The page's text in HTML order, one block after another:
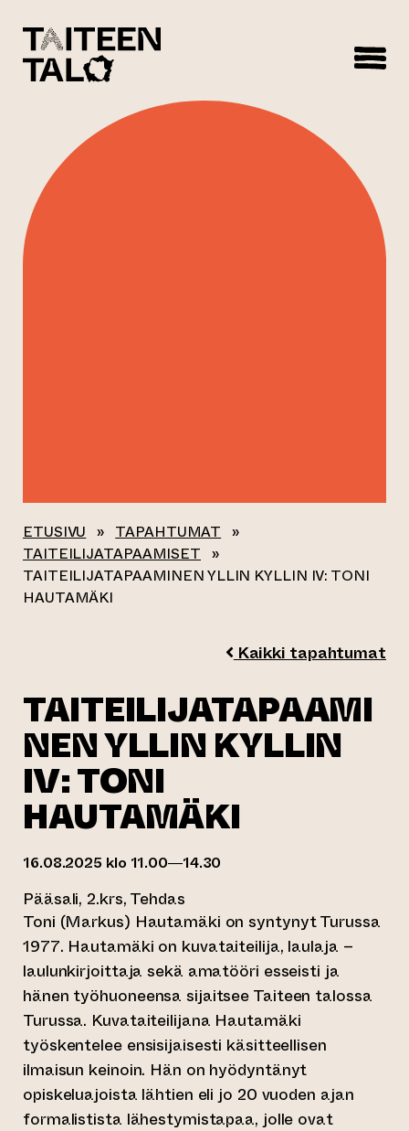
ETUSIVU » TAPAHTUMAT »
TAITEILIJATAPAAMISET »
TAITEILIJATAPAAMINEN YLLIN KYLLIN IV: TONI
HAUTAMÄKI
Kaikki tapahtumat
TAITEILIJATAPAAMI
NEN YLLIN KYLLIN
IV: TONI
HAUTAMÄKI
16.08.2025 klo 11.00—14.30
Pääsali, 2.krs, Tehdas
Toni (Markus) Hautamäki on syntynyt Turussa
1977. Hautamäki on kuvataiteilija, laulaja –
laulunkirjoittaja sekä amatööri esseisti ja
hänen työhuoneensa sijaitsee Taiteen talossa
Turussa. Kuvataiteilijana Hautamäki
työskentelee ensisijaisesti käsitteellisen
ilmaisun keinoin. Hän on hyödyntänyt
opiskeluajoista lähtien eli jo 20 vuoden ajan
formalistista lähestymistapaa, jolle ovat